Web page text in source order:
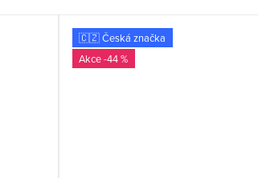
🇨🇿 Česká značka
-44 %